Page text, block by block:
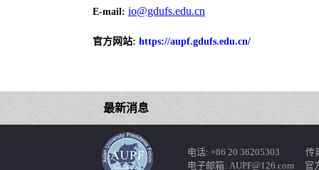
E-mail: io@gdufs.edu.cn
官方网站: https://aupf.gdufs.edu.cn/
最新消息
电话: +86 20 36205303 传真
电子邮箱: AUPF@126.com 官